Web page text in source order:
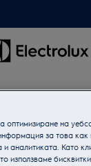
оптимизиране на
за това как
аналитиката. Като
използваме